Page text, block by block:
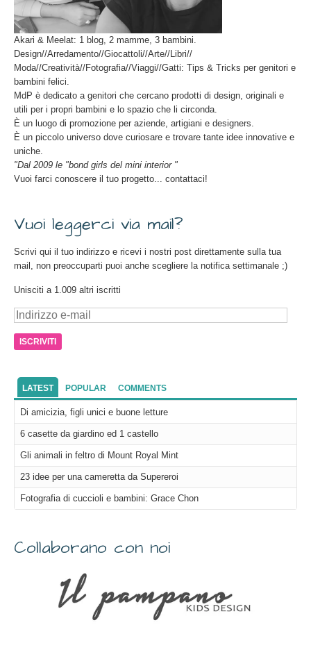
Akari & Meelat: 1 blog, 2 mamme, 3 bambini.
Design//Arredamento//Giocattoli//Arte//Libri//
Moda//Creatività//Fotografia//Viaggi//Gatti: Tips & Tricks per genitori e
bambini felici.
MdP è dedicato a genitori che cercano prodotti di design, originali e
utili per i propri bambini e lo spazio che li circonda.
È un luogo di promozione per aziende, artigiani e designers.
È un piccolo universo dove curiosare e trovare tante idee innovative e
uniche.
"Dal 2009 le "bond girls del mini interior "
Vuoi farci conoscere il tuo progetto... contattaci!
Vuoi leggerci via mail?
Scrivi qui il tuo indirizzo e ricevi i nostri post direttamente sulla tua
mail, non preoccuparti puoi anche scegliere la notifica settimanale ;)
Unisciti a 1.009 altri iscritti
Indirizzo
mail
LATEST POPULAR COMMENTS
Di amicizia, figli unici e buone letture
6 casette da giardino ed 1 castello
Gli animali in feltro di Mount Royal Mint
23 idee per una cameretta da Supereroi
Fotografia di cuccioli e bambini: Grace Chon
Collaborano con noi